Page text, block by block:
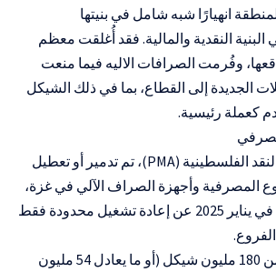
تشهَد المنطقة انهيارًا شبه شامل في بنيتها
النقدية والمالية. فقد أُغلقت معظم
وفُرمت الصرافات الاليه فيما منعت
الجديدة إلى القطاع، بما في ذلك الشيكل
كعملة رئيسية.
• وفق تقرير سلطة النقد الفلسطينية (PMA)، تم تدمير أو تعطيل
الفروع المصرفية وأجهزة الصراف الآلي في غزة،
بينما أعلنت السلطة في يناير 2025 عن إعادة تشغيل محدودة فقط
• رُصد أن ما يقرب من 180 مليون شيكل (أو ما يعادل 54 مليون